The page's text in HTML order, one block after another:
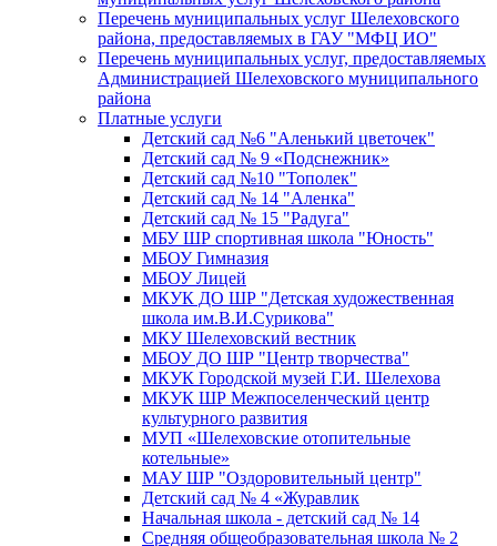
Перечень муниципальных услуг Шелеховского
района, предоставляемых в ГАУ "МФЦ ИО"
Перечень муниципальных услуг, предоставляемых
Администрацией Шелеховского муниципального
района
Платные услуги
Детский сад №6 "Аленький цветочек"
Детский сад № 9 «Подснежник»
Детский сад №10 "Тополек"
Детский сад № 14 "Аленка"
Детский сад № 15 "Радуга"
МБУ ШР спортивная школа "Юность"
МБОУ Гимназия
МБОУ Лицей
МКУК ДО ШР "Детская художественная
школа им.В.И.Сурикова"
МКУ Шелеховский вестник
МБОУ ДО ШР "Центр творчества"
МКУК Городской музей Г.И. Шелехова
МКУК ШР Межпоселенческий центр
культурного развития
МУП «Шелеховские отопительные
котельные»
МАУ ШР "Оздоровительный центр"
Детский сад № 4 «Журавлик
Начальная школа - детский сад № 14
Средняя общеобразовательная школа № 2